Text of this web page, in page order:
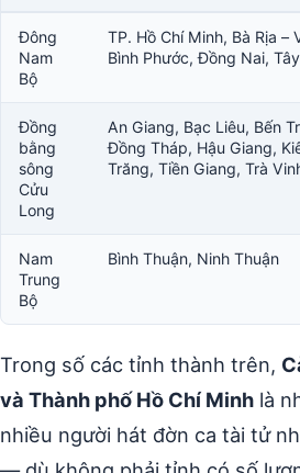
Đông
Nam
Bộ
TP. Hồ Chí Minh, Bà Rịa –
Bình Phước, Đồng Nai,
Đồng
bằng
sông
Cửu
Long
An Giang, Bạc Liêu, Bến
Đồng Tháp, Hậu Giang,
Trăng, Tiền Giang, Trà
Nam
Trung
Bộ
Bình Thuận, Ninh Thuận
Trong số các tỉnh thành trên,
và Thành phố Hồ Chí Minh là
nhiều người hát đờn ca tài tử